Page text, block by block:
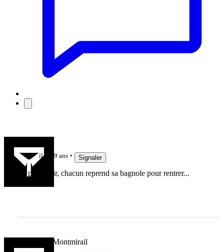
il y a 9 ans Signaler
Et pour finir, chacun reprend sa bagnole pour rentrer...
Hubert de Montmirail